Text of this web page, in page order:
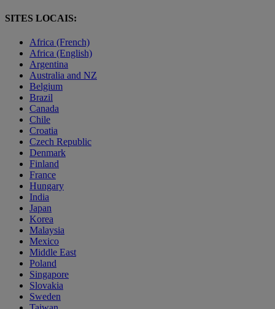
SITES LOCAIS:
Africa (French)
Africa (English)
Argentina
Australia and NZ
Belgium
Brazil
Canada
Chile
Croatia
Czech Republic
Denmark
Finland
France
Hungary
India
Japan
Korea
Malaysia
Mexico
Middle East
Poland
Singapore
Slovakia
Sweden